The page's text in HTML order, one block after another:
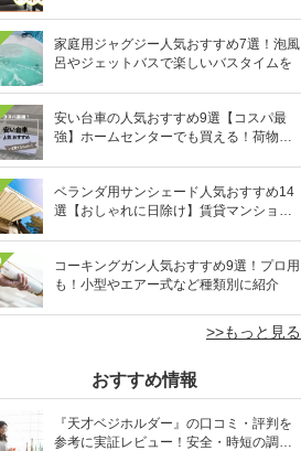
家庭用ジャグジー人気おすすめ7選！泡風
呂やジェットバスで楽しいバスタイムを
安い台車の人気おすすめ9選【コスパ最
強】ホームセンターでも買える！荷物の
ベランダ用サンシェード人気おすすめ14
選【おしゃれに日除け】賃貸マンション
コーキングガン人気おすすめ9選！プロ用
も！小型やエアー式など種類別に紹介
>>もっと見る
おすすめ情報
『天才ベジホルダー』の口コミ・評判を
参考に実証レビュー！安全・時短の調理